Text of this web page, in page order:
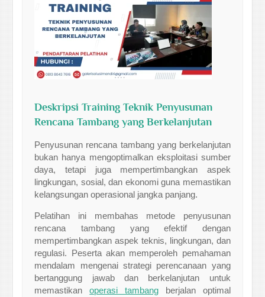
Deskripsi Training Teknik Penyusunan
Rencana Tambang yang Berkelanjutan
Penyusunan rencana tambang yang berkelanjutan
bukan hanya mengoptimalkan eksploitasi sumber
daya, tetapi juga mempertimbangkan aspek
lingkungan, sosial, dan ekonomi guna memastikan
kelangsungan operasional jangka panjang.
Pelatihan ini membahas metode penyusunan
rencana tambang yang efektif dengan
mempertimbangkan aspek teknis, lingkungan, dan
regulasi. Peserta akan memperoleh pemahaman
mendalam mengenai strategi perencanaan yang
bertanggung jawab dan berkelanjutan untuk
memastikanoperasi tambang berjalan optimal